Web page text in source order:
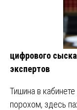
цифрового
экспертов
Тишина в
порохом, здесь